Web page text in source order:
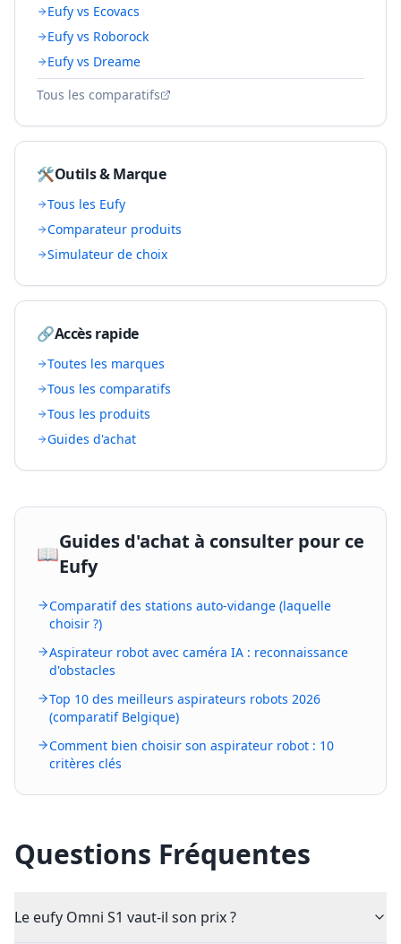
Eufy vs Ecovacs
Eufy vs Roborock
Eufy vs Dreame
Tous les comparatifs
🛠️Outils & Marque
Tous les Eufy
Comparateur produits
Simulateur de choix
🔗Accès rapide
Toutes les marques
Tous les comparatifs
Tous les produits
Guides d'achat
📖
Guides d'achat à consulter pour ce
Eufy
Comparatif des stations auto-vidange (laquelle
choisir ?)
Aspirateur robot avec caméra IA : reconnaissance
d'obstacles
Top 10 des meilleurs aspirateurs robots 2026
(comparatif Belgique)
Comment bien choisir son aspirateur robot : 10
critères clés
Questions Fréquentes
Le eufy Omni S1 vaut-il son prix ?